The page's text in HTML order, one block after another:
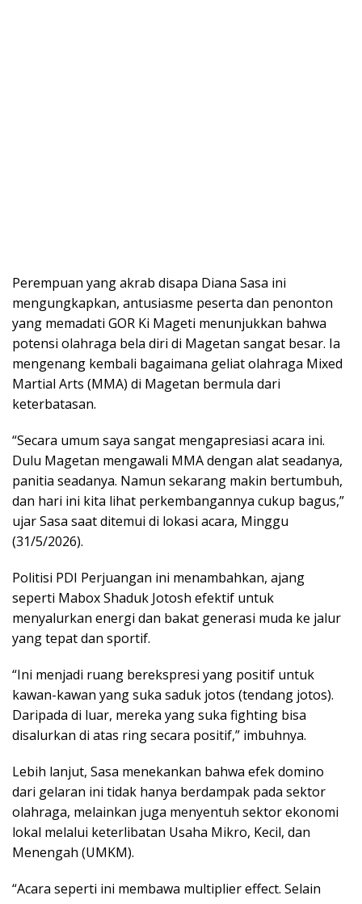
Perempuan yang akrab disapa Diana Sasa ini
mengungkapkan, antusiasme peserta dan penonton
yang memadati GOR Ki Mageti menunjukkan bahwa
potensi olahraga bela diri di Magetan sangat besar. Ia
mengenang kembali bagaimana geliat olahraga Mixed
Martial Arts (MMA) di Magetan bermula dari
keterbatasan.
“Secara umum saya sangat mengapresiasi acara ini.
Dulu Magetan mengawali MMA dengan alat seadanya,
panitia seadanya. Namun sekarang makin bertumbuh,
dan hari ini kita lihat perkembangannya cukup bagus,”
ujar Sasa saat ditemui di lokasi acara, Minggu
(31/5/2026).
Politisi PDI Perjuangan ini menambahkan, ajang
seperti Mabox Shaduk Jotosh efektif untuk
menyalurkan energi dan bakat generasi muda ke jalur
yang tepat dan sportif.
“Ini menjadi ruang berekspresi yang positif untuk
kawan-kawan yang suka saduk jotos (tendang jotos).
Daripada di luar, mereka yang suka fighting bisa
disalurkan di atas ring secara positif,” imbuhnya.
Lebih lanjut, Sasa menekankan bahwa efek domino
dari gelaran ini tidak hanya berdampak pada sektor
olahraga, melainkan juga menyentuh sektor ekonomi
lokal melalui keterlibatan Usaha Mikro, Kecil, dan
Menengah (UMKM).
“Acara seperti ini membawa multiplier effect. Selain